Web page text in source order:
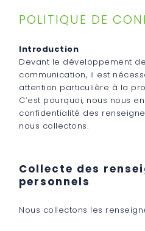
POLITIQUE DE
Introduction
Devant le développement
communication, il est
attention particulière à la
C’est pourquoi, nous nous
confidentialité des
nous collectons.
Collecte des
personnels
Nous collectons les